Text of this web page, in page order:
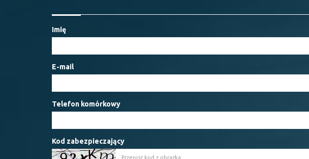
Imię
E-mail
Telefon komórkowy
Kod zabezpieczający